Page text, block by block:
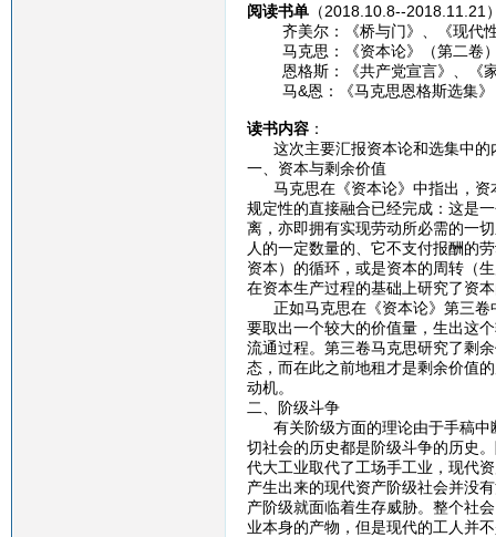
阅读书单（2018.10.8--2018.11.21
齐美尔：《桥与门》、《现代
马克思：《资本论》（第二卷）
恩格斯：《共产党宣言》、《家
马&恩：《马克思恩格斯选集》
读书内容：
这次主要汇报资本论和选集中的
一、资本与剩余价值
马克思在《资本论》中指出，资
规定性的直接融合已经完成：这是
离，亦即拥有实现劳动所必需的一
人的一定数量的、它不支付报酬的
资本）的循环，或是资本的周转（
在资本生产过程的基础上研究了资
正如马克思在《资本论》第三卷
要取出一个较大的价值量，生出这
流通过程。第三卷马克思研究了剩
态，而在此之前地租才是剩余价值
动机。
二、阶级斗争
有关阶级方面的理论由于手稿中
切社会的历史都是阶级斗争的历史
代大工业取代了工场手工业，现代
产生出来的现代资产阶级社会并没
产阶级就面临着生存威胁。整个社
业本身的产物，但是现代的工人并